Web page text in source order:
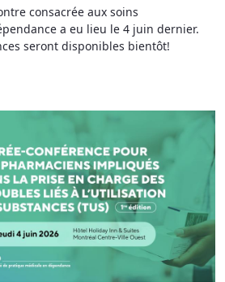
consacrée aux soins
a eu lieu le 4 juin dernier.
seront disponibles bientôt!